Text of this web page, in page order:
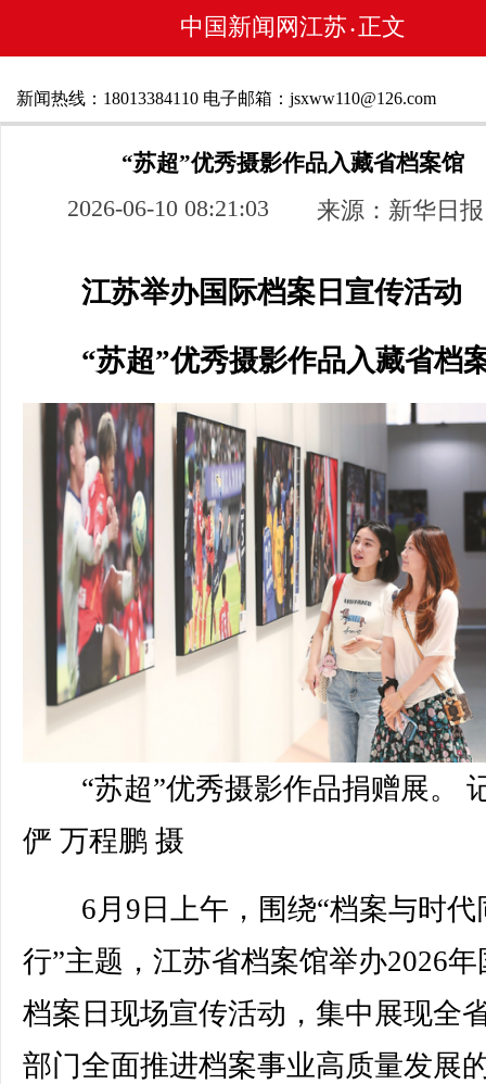
中国新闻网江苏 • 正文
新闻热线：18013384110 电子邮箱：jsxww110@126.com
“苏超”优秀摄影作品入藏省档案馆
2026-06-10 08:21:03 来源：新华日报
江苏举办国际档案日宣传活动
“苏超”优秀摄影作品入藏省档
“苏超”优秀摄影作品捐赠展。
俨 万程鹏 摄
6月9日上午，围绕“档案与时代
行”主题，江苏省档案馆举办2026年
档案日现场宣传活动，集中展现全
部门全面推进档案事业高质量发展